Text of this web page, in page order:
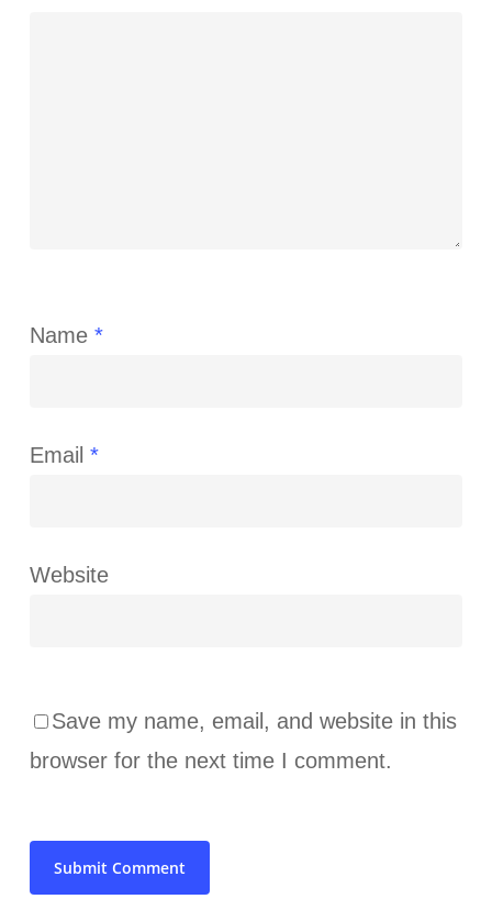
Name *
Email *
Website
Save my name, email, and website in this
browser for the next time I comment.